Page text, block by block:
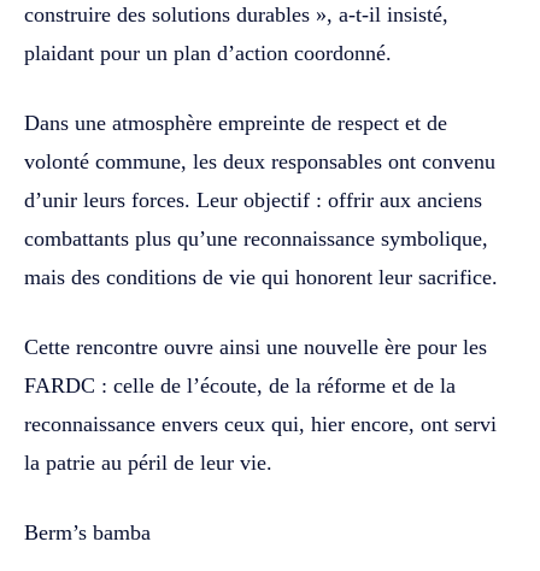
construire des solutions durables », a-t-il insisté,
plaidant pour un plan d’action coordonné.
Dans une atmosphère empreinte de respect et de
volonté commune, les deux responsables ont convenu
d’unir leurs forces. Leur objectif : offrir aux anciens
combattants plus qu’une reconnaissance symbolique,
mais des conditions de vie qui honorent leur sacrifice.
Cette rencontre ouvre ainsi une nouvelle ère pour les
FARDC : celle de l’écoute, de la réforme et de la
reconnaissance envers ceux qui, hier encore, ont servi
la patrie au péril de leur vie.
Berm’s bamba